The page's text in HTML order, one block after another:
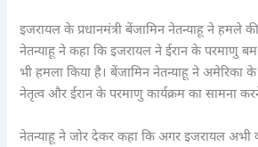
इजरायल के प्रधानमंत्री बेंजामिन नेतन्याहू ने हमले
नेतन्याहू ने कहा कि इजरायल ने ईरान के परमाणु बम
भी हमला किया है। बेंजामिन नेतन्याहू ने अमेरिका के
नेतृत्व और ईरान के परमाणु कार्यक्रम का सामना
नेतन्याहू ने जोर देकर कहा कि अगर इजरायल अभी